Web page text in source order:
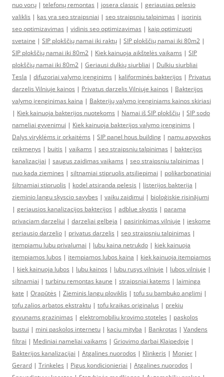
nuo vorų | telefonų remontas | josera classic | geriausias pelesio
valiklis | kas yra seo straipsniai | seo straipsniu talpinimas | isorinis
seo optimizavimas | vidinis seo optimizavimas | kaip optimizuoti
svetaine | SIP plokščių namai iki raktų | SIP plokščių namai iki 80m2 |
SIP plokščių namai iki 80m2 | Kiek kainuoja aikštelės vaikams | SIP
plokščių namai iki 80m2 | Geriausi dulkių siurbliai | Dulkiu siurbliai
Tesla | difuzoriai valymo įrenginims | kaliforminės bakterijos | Privatus
darzelis Vilniuje kainos | Privatus darzelis Vilniuje kainos | Bakterijos
valymo įrenginimas kaina | Bakterijų valymo įrenginiams kainos skiriasi
| Kiek kainuoja bakterijos nuotekoms | Namai iš SIP plokščių | SIP sodo
nameliai gyvenimui | Kiek kainuoja bakterijos valymo įrenginims |
Dalys viryklėms ir orkaitėms | SIP panel hous building | namu apyvokos
reikmenys | buitis | vaikams | seo straipsniu talpinimas | bakterijos
kanalizacijai | saugus zaidimas vaikams | seo straipsniu talpinimas |
nuo kada ziemines | siltnamiai stipruolis atsiliepimai | polikarbonatiniai
šiltnamiai stipruolis | kodel atsiranda pelesis | listerijos bakterija |
zieminio langu skyscio savybes | vaiku zaidimui | bioloģiskie risinājumi
| geriausios kanalizacijos bakterijos | adblue skystis | parama
privaciam darzeliui | darzeliai gelbeja | pasirinkimas vilniuje | ieskome
geriausio darzelio | privatus darzelis | seo straipsniu talpinimas |
itempiamu lubu privalumai | lubu kaina netrukdo | kiek kainuoja
itempiamos lubos | itempiamos lubos kaina | kiek kainuoja itempiamos
| kiek kainuoja lubos | lubu kainos | lubu rusys vilniuje | lubos vilniuje |
siltnamiai | turbinu remontas kaune | straipsniai katems | laiminga
kate | Orapūtės | Zieminis langu ploviklis | tofu su bambuko anglimi |
tofu zalios arbatos ekstraktu | tofu kraikas originalus | prekiu
gyvunams grazinimas | elektromobiliu krovimo stoteles | paskolos
bustui | mini paskolos internetu | kaciu mityba | Bankrotas | Vandens
filtrai | Mediniai nameliai vaikams | Griovimo darbai Klaipedoje |
Bakterijos kanalizacijai | Atgalines nuorodos | Klinkeris | Monier |
Gerard | Trinkeles | Pigus kondicionieriai | Atgalines nuorodos |